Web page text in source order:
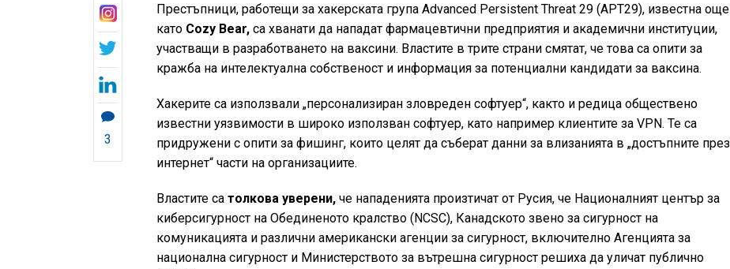
3
Престъпници, работещи за хакерската група Advanced Persistent Threat 29 (APT29), известна още
като Cozy Bear, са хванати да нападат фармацевтични предприятия и академични институции,
участващи в разработването на ваксини. Властите в трите страни смятат, че това са опити за
кражба на интелектуална собственост и информация за потенциални кандидати за ваксина.
Хакерите са използвали „персонализиран зловреден софтуер“, както и редица обществено
известни уязвимости в широко използван софтуер, като например клиентите за VPN. Те са
придружени с опити за фишинг, които целят да съберат данни за влизанията в „достъпните през
интернет“ части на организациите.
Властите сатолкова уверени, че нападенията произтичат от Русия, че Националният център за
киберсигурност на Обединеното кралство (NCSC), Канадското звено за сигурност на
комуникацията и различни американски агенции за сигурност, включително Агенцията за
национална сигурност и Министерството за вътрешна сигурност решиха да уличат публично